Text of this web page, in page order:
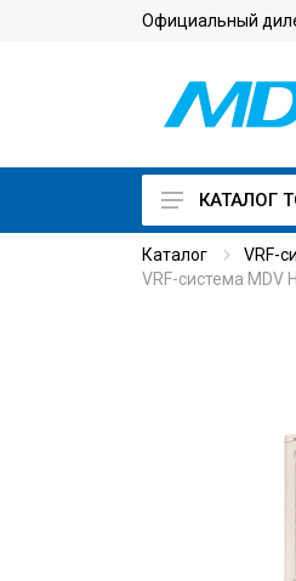
Официальный
On Off
Тепловые
Мульти
КАТАЛОГ
Каталог VRF-
VRF-система MDV